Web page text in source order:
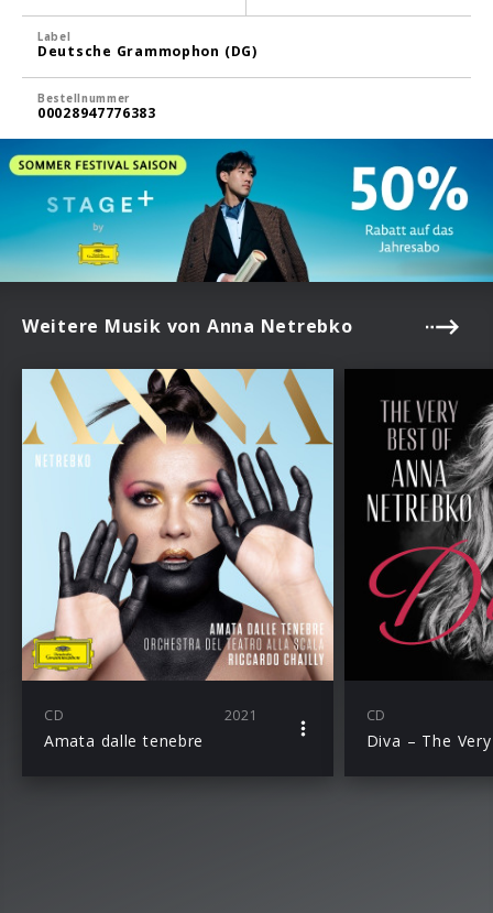
Label
Deutsche Grammophon (DG)
Bestellnummer
00028947776383
Weitere Musik von Anna Netrebko
CD 2021
Amata dalle tenebre
CD